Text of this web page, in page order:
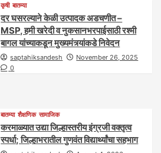
कृषी बातम्या
दर घसरल्याने केळी उत्पादक अडचणीत –
MSP, हमी खरेदी व नुकसानभरपाईसाठी रश्मी
बागल यांच्याकडून मुख्यमंत्र्यांकडे निवेदन
saptahiksandesh
November 26, 2025
0
बातम्या शैक्षणिक सामाजिक
करमाळ्यात उद्या जिल्हास्तरीय इंग्रजी वक्तृत्व
स्पर्धा; जिल्हाभरातील गुणवंत विद्यार्थ्यांचा सहभाग